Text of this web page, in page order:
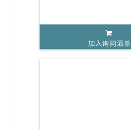
加入询问清单